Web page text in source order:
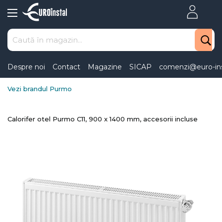
to
Content
Despre noi Contact Magazine SICAP comenzi@euro-
Vezi brandul Purmo
Calorifer otel Purmo C11, 900 x 1400 mm, accesorii incluse